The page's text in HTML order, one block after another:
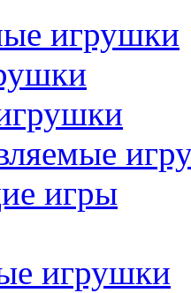
игрушки
игры
игрушки